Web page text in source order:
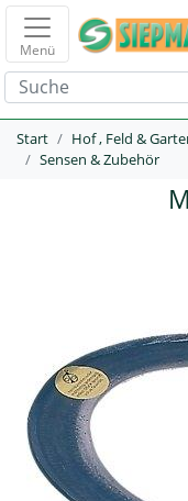
Menü
Start Hof , Feld &
Sensen & Zubehör